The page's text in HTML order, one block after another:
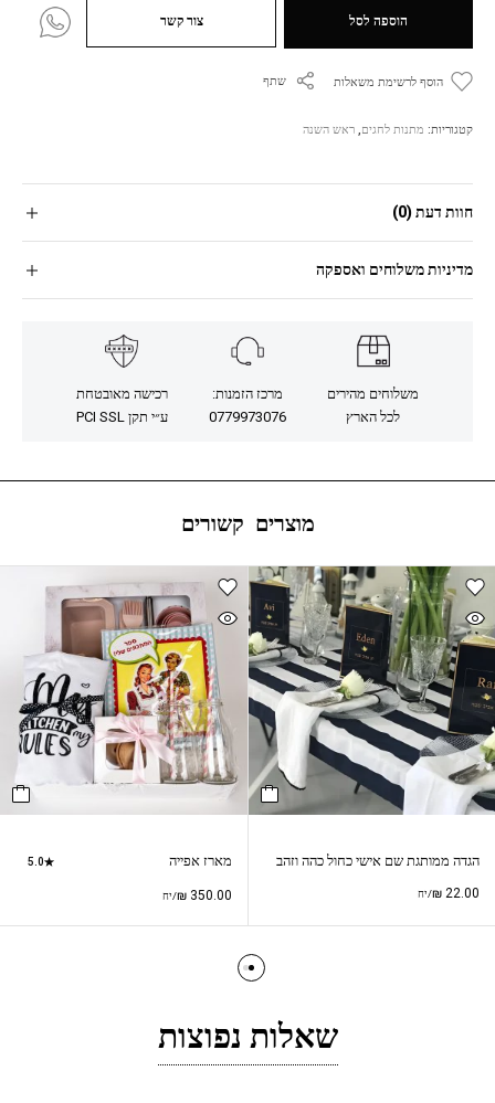
הוספה לסל צור קשר
הוסף לרשימת משאלות שתף
קטגוריות: מתנות לחגים, ראש השנה
חוות דעת (0)
מדיניות משלוחים ואספקה
משלוחים מהירים
לכל הארץ
מרכז הזמנות:
0779973076
רכישה מאובטחת
ע״י תקן PCI SSL
מוצרים קשורים
הגדה ממותגת שם אישי כחול כהה וזהב
₪ 22.00 /יח
מארז אפייה 5.0
₪350.00 /יח
שאלות נפוצות